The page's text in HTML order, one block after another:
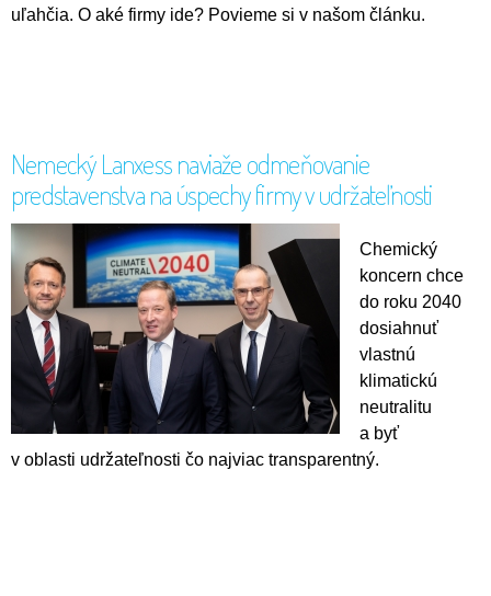
uľahčia. O aké firmy ide? Povieme si v našom článku.
Nemecký Lanxess naviaže odmeňovanie
predstavenstva na úspechy firmy v udržateľnosti
Chemický
koncern chce
do roku 2040
dosiahnuť
vlastnú
klimatickú
neutralitu
a byť
v oblasti udržateľnosti čo najviac transparentný.